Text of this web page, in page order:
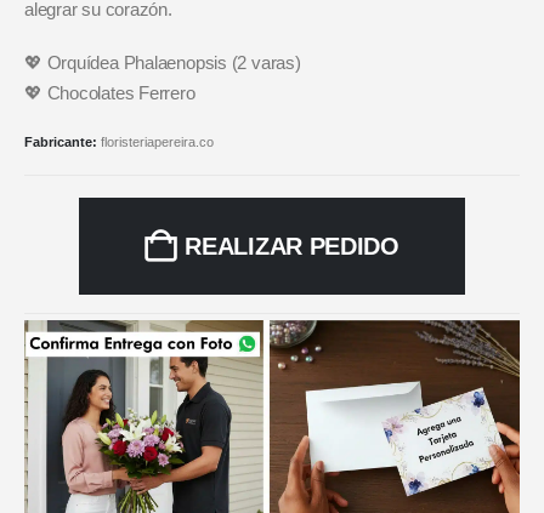
alegrar su corazón.
💖 Orquídea Phalaenopsis (2 varas)
💖 Chocolates Ferrero
Fabricante: floristeriapereira.co
REALIZAR PEDIDO